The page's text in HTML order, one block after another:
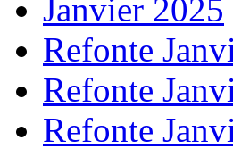
Janvier 2025
Refonte
Refonte
Refonte